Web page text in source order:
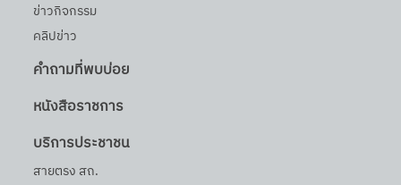
ข่าวกิจกรรม
คลิปข่าว
คำถามที่พบบ่อย
หนังสือราชการ
บริการประชาชน
สายตรง สถ.